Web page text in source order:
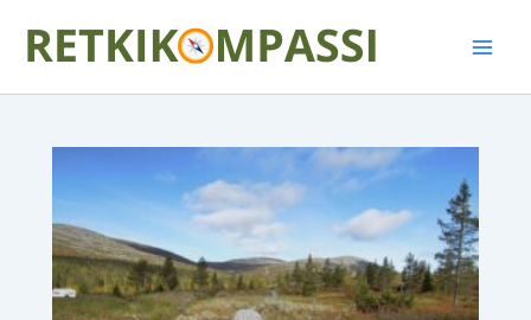
sisältöön